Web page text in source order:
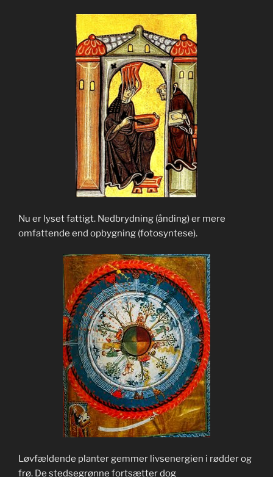
Nu er lyset fattigt. Nedbrydning (ånding) er mere
omfattende end opbygning (fotosyntese).
Løvfældende planter gemmer livsenergien i rødder og
frø. De stedsegrønne fortsætter dog